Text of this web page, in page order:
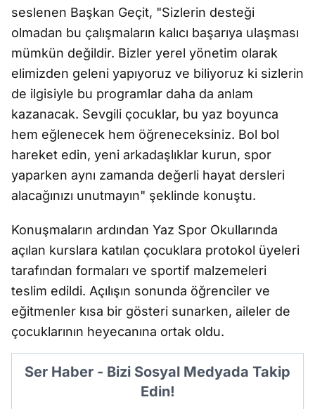
seslenen Başkan Geçit, "Sizlerin desteği
olmadan bu çalışmaların kalıcı başarıya ulaşması
mümkün değildir. Bizler yerel yönetim olarak
elimizden geleni yapıyoruz ve biliyoruz ki sizlerin
de ilgisiyle bu programlar daha da anlam
kazanacak. Sevgili çocuklar, bu yaz boyunca
hem eğlenecek hem öğreneceksiniz. Bol bol
hareket edin, yeni arkadaşlıklar kurun, spor
yaparken aynı zamanda değerli hayat dersleri
alacağınızı unutmayın" şeklinde konuştu.
Konuşmaların ardından Yaz Spor Okullarında
açılan kurslara katılan çocuklara protokol üyeleri
tarafından formaları ve sportif malzemeleri
teslim edildi. Açılışın sonunda öğrenciler ve
eğitmenler kısa bir gösteri sunarken, aileler de
çocuklarının heyecanına ortak oldu.
Ser Haber - Bizi Sosyal Medyada Takip
Edin!